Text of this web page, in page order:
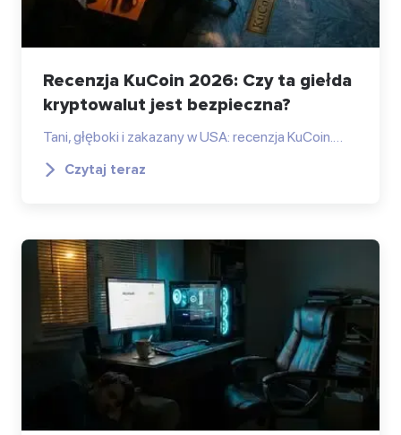
Recenzja KuCoin 2026: Czy ta giełda
kryptowalut jest bezpieczna?
Tani, głęboki i zakazany w USA: recenzja KuCoin.…
Czytaj teraz